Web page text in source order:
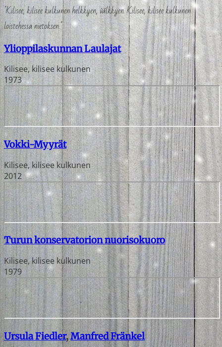
"Kilisee, kilisee kulkunen helkkyen, välkkyen. Kilisee, kilisee kulkunen
loistehessa nietoksen."
Ylioppilaskunnan Laulajat
Kilisee, kilisee kulkunen
1973
Vokki-Myyrät
Kilisee, kilisee kulkunen
2012
Turun konservatorion nuorisokuoro
Kilisee, kilisee kulkunen
1979
Ursula Fiedler,Manfred Fränkel